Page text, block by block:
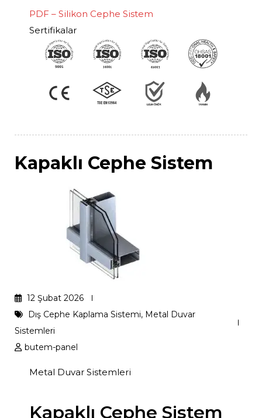
PDF – Silikon Cephe Sistem
Sertifikalar
Kapaklı Cephe Sistem
12 Şubat 2026
Dış Cephe Kaplama Sistemi, Metal Duvar
Sistemleri
butem-panel
Metal Duvar Sistemleri
Kapaklı Cephe Sistem